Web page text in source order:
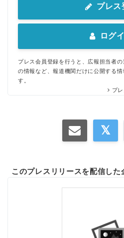
プレス
ログ
プレス会員登録を行うと、広報担当者
の情報など、報道機関だけに公開する
す。
プ
このプレスリリースを配信した